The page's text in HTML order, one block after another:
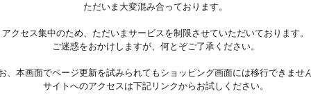
ただいま大変混み合っております。
アクセス集中のため、ただいまサービスを制限させていただいております。
ご迷惑をおかけしますが、何とぞご了承ください。
、本画面でページ更新を試みられてもショッピング画面には移行できませ
サイトへのアクセスは下記リンクからお試しください。